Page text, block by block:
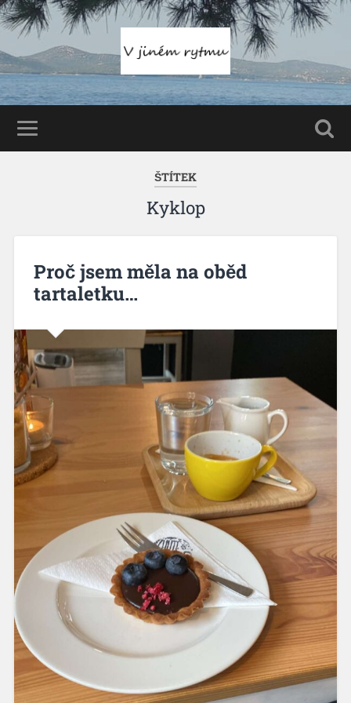
ŠTÍTEK
Kyklop
Proč jsem měla na oběd
tartaletku…